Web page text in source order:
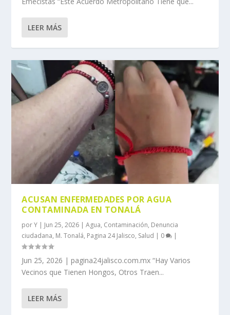
LEER MÁS
ACUSAN ENFERMEDADES POR AGUA
CONTAMINADA EN TONALÁ
porY | Jun 25, 2026 |Agua, Contaminación, Denuncia
ciudadana, M. Tonalá, Pagina 24 Jalisco, Salud | 0 |
Jun 25, 2026 | pagina24jalisco.com.mx “Hay Varios
Vecinos que Tienen Hongos, Otros Traen...
LEER MÁS